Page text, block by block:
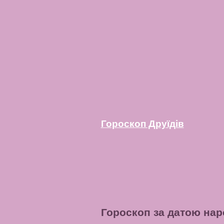
Гороскоп Друїдів
Гороскоп за датою